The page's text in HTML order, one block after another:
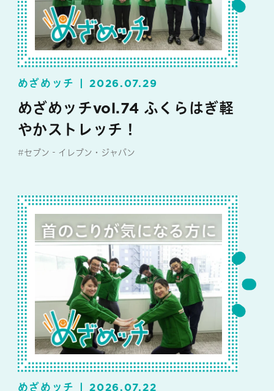
めざめッチ 2026.07.29
めざめッチvol.74 ふくらはぎ軽
やかストレッチ！
#セブン‐イレブン・ジャパン
めざめッチ 2026.07.22